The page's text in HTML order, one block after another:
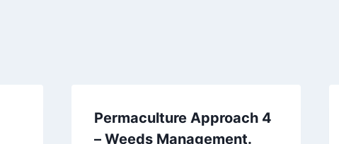
Permaculture Approach 4
– Weeds Management.